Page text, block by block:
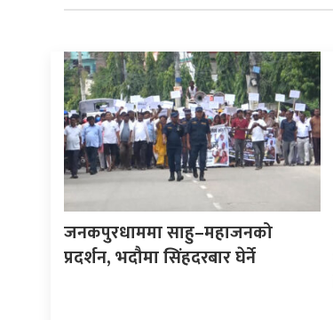
जनकपुरधाममा साहु–महाजनको
प्रदर्शन, भदौमा सिंहदरबार घेर्ने